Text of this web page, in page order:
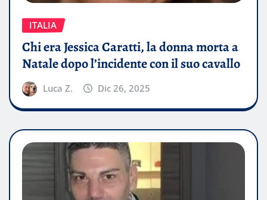
ITALIA
Chi era Jessica Caratti, la donna morta a
Natale dopo l’incidente con il suo cavallo
Luca Z. Dic 26, 2025